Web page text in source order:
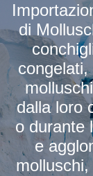
di
dalla loro
o durante
e